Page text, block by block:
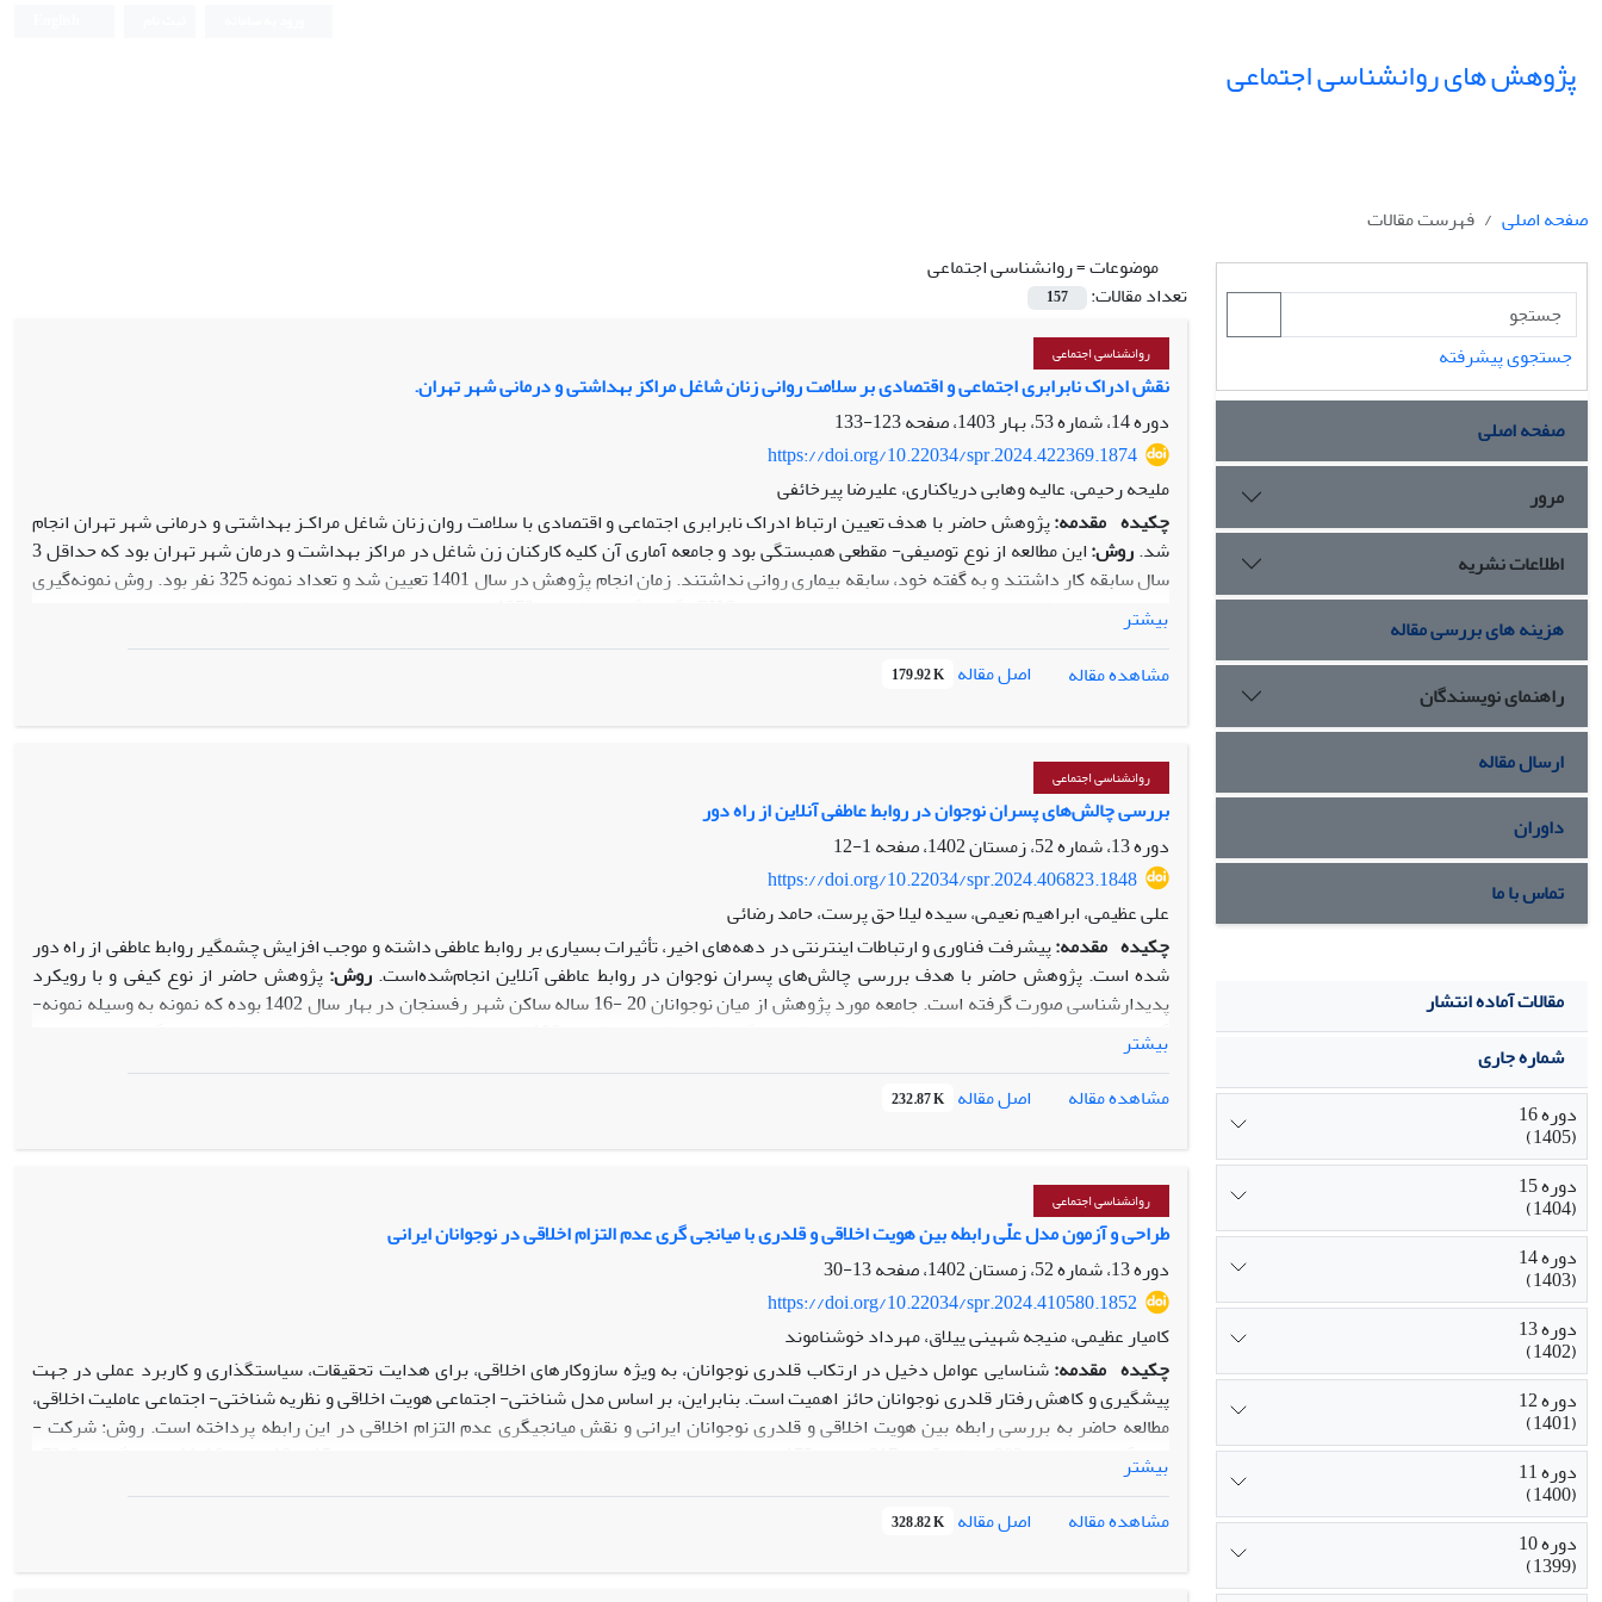
پژوهش های روانشناسی اجتماعی
صفحه اصلی
فهرست مقالات
موضوعات =روانشناسی اجتماعی
تعداد مقالات:
157
روانشناسی اجتماعی
نقش ادراک نابرابری اجتماعی و اقتصادی بر سلامت روانی زنان شاغل مراکز بهداشتی و درمانی شهر تهران.
دوره 14، شماره 53، بهار 1403، صفحه
123-133
https://doi.org/10.22034/spr.2024.422369.1874
ملیحه رحیمی، عالیه وهابی دریاکناری، علیرضا پیرخائفی
چکیده مقدمه:پژوهش حاضر با هدف تعیین ارتباط ادراک نابرابری اجتماعی و اقتصادی با سلامت روان زنان شاغل مراکـز بهداشتی و درمانی شهر تهران انجام
شد.روش:
این مطالعه از نوع توصیفی- مقطعی همبستگی بود و جامعه آماری آن کلیه کارکنان زن شاغل در مراکز بهداشت و درمان شهر تهران بود که حداقل 3
سال سابقه کار داشتند و به گفته خود، سابقه بیماری روانی نداشتند. زمان انجام پژوهش در سال 1401 تعیین شد و تعداد نمونه 325 نفر بود. روش نمونه‌گیری
(2020) و سلامت زنان (WHQ) 1992 داده ها با استفاده از آزمون روش‌های همبستگی پیرسون و رگرسیون چندگانه تجزیه وتحلیل شد.
اقتصـادی بـرای سـلامت روان زنـان از لحـاظ آمـاری معنـادار بـود (001/0).
زنان شاغل بود. توانمندسازی زنان و افزایش آگاهی اجتماعی می‌تواند به کاهش احساس نابرابری اجتماعی- اقتصادی زنان و افزایش سلامت و بهزیستی جامعه
بیشتر
مشاهده مقاله
اصل مقاله 179.92 K
روانشناسی اجتماعی
بررسی چالش‌های پسران نوجوان در روابط عاطفی آنلاین از راه دور
دوره 13، شماره 52، زمستان 1402، صفحه
1-12
https://doi.org/10.22034/spr.2024.406823.1848
علی عظیمی، ابراهیم نعیمی، سیده لیلا حق پرست، حامد رضائی
چکیده مقدمه:پیشرفت فناوری و ارتباطات اینترنتی در دهه‌های اخیر، تأثیرات بسیاری بر روابط عاطفی داشته و موجب افزایش چشم­گیر روابط عاطفی از راه دور
شده است. پژوهش حاضر با هدف بررسی چالش‌های پسران نوجوان در روابط عاطفی آنلاین انجام‌شده‌است.روش: پژوهش حاضر از نوع کیفی و با رویکرد
پدیدارشناسی صورت گرفته است. جامعه مورد پژوهش از میان نوجوانان 20 -16 ساله ساکن شهر رفسنجان در بهار سال 1402 بوده که نمونه به ‌وسیله نمونه­
گرفت.یافته‌ها:
مرتبط با شبکه­ های اجتماعی» طبقه­ بندی شدند.
چالش­های متعددی روبه‌رو هستند. شناخت این چالش­ها می‌تواند به ما کمک کند تا بهتر درک کنیم که چگونه می‌توانیم به آن‌ها پاسخ دهیم و با درک نیازهای و
بیشتر
مشاهده مقاله
اصل مقاله 232.87 K
روانشناسی اجتماعی
طراحی و آزمون مدل علّی رابطه بین هویت اخلاقی و قلدری با میانجی گری عدم التزام اخلاقی در نوجوانان ایرانی
دوره 13، شماره 52، زمستان 1402، صفحه
13-30
https://doi.org/10.22034/spr.2024.410580.1852
کامیار عظیمی، منیجه شهینی ییلاق، مهرداد خوشناموند
چکیده مقدمه:شناسایی عوامل دخیل در ارتکاب قلدری نوجوانان، به­ ویژه سازوکارهای اخلاقی، برای هدایت تحقیقات، سیاست­گذاری و کاربرد عملی در جهت
پیشگیری و کاهش رفتار قلدری نوجوانان حائز اهمیت است. بنابراین، بر اساس مدل شناختی- اجتماعی هویت اخلاقی و نظریه شناختی- اجتماعی عاملیت اخلاقی،
مطالعه حاضر به بررسی رابطه بین هویت اخلاقی و قلدری نوجوانان ایرانی و نقش میانجی­گری عدم التزام اخلاقی در این رابطه پرداخته است. روش: شرکت ­
تجزیه و تحلیل شدند.یافته­ ها:
همچنین، عدم التزام اخلاقی نقش مثبت و معنی­داری در پیش ­بینی قلدری داشت (23/0 = β). افزون بر این، نتایج حاصل از مدل­یابی معادله ساختاری حاکی از آن
بیشتر
مشاهده مقاله
اصل مقاله 328.82 K
جستجوی پیشرفته
صفحه اصلی
مرور
اطلاعات نشریه
هزینه های بررسی مقاله
راهنمای نویسندگان
ارسال مقاله
داوران
تماس با ما
مقالات آماده انتشار
شماره جاری
دوره 16
(1405)
دوره 15
(1404)
دوره 14
(1403)
دوره 13
(1402)
دوره 12
(1401)
دوره 11
(1400)
دوره 10
(1399)